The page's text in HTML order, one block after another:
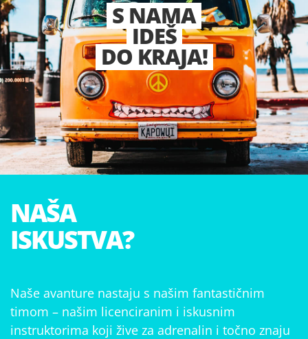
NAŠA
ISKUSTVA?
Naše avanture nastaju s našim fantastičnim
timom – našim licenciranim i iskusnim
instruktorima koji žive za adrenalin i točno znaju
S NAMA
IDEŠ
DO KRAJA!